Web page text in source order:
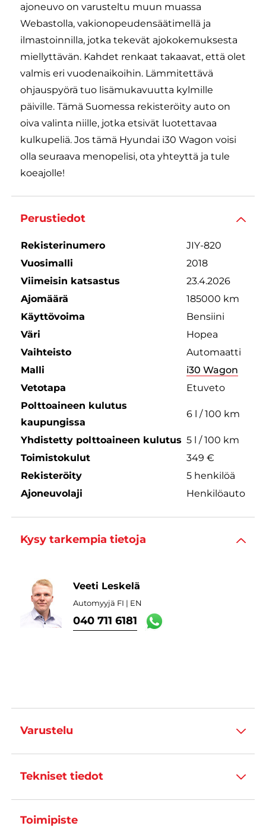
ajoneuvo on varusteltu muun muassa
Webastolla, vakionopeudensäätimellä ja
ilmastoinnilla, jotka tekevät ajokokemuksesta
miellyttävän. Kahdet renkaat takaavat, että olet
valmis eri vuodenaikoihin. Lämmitettävä
ohjauspyörä tuo lisämukavuutta kylmille
päiville. Tämä Suomessa rekisteröity auto on
oiva valinta niille, jotka etsivät luotettavaa
kulkupeliä. Jos tämä Hyundai i30 Wagon voisi
olla seuraava menopelisi, ota yhteyttä ja tule
koeajolle!
Perustiedot
Rekisterinumero
JIY-820
Vuosimalli
2018
Viimeisin katsastus
23.4.2026
Ajomäärä
185000 km
Käyttövoima
Bensiini
Väri
Hopea
Vaihteisto
Automaatti
Malli
i30 Wagon
Vetotapa
Etuveto
Polttoaineen kulutus
kaupungissa
6 l / 100 km
Yhdistetty polttoaineen kulutus 5 l / 100 km
Toimistokulut
349 €
Rekisteröity
5 henkilöä
Ajoneuvolaji
Henkilöauto
Kysy tarkempia tietoja
Veeti Leskelä
Automyyjä FI | EN
040 711 6181
Varustelu
Tekniset tiedot
Toimipiste